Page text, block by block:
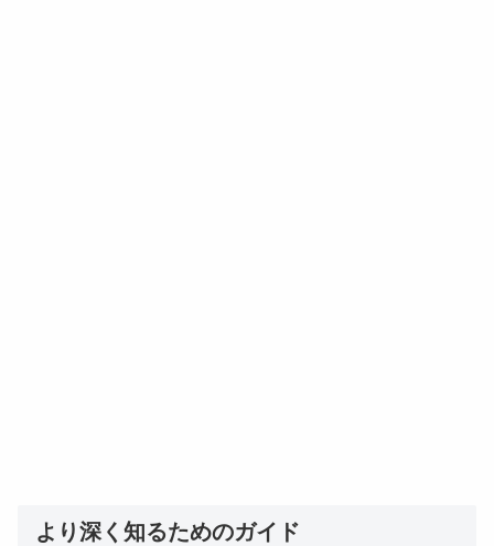
より深く知るためのガイド